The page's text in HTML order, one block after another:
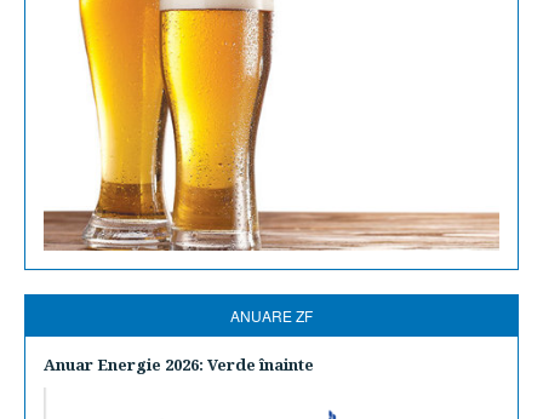
ANUARE ZF
Anuar Energie 2026: Verde înainte